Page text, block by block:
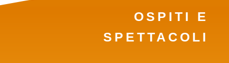
OSPITI E
SPETTACOLI